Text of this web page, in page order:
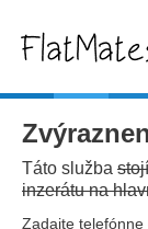
Táto služba
inzerátu na
Zadajte telefónne